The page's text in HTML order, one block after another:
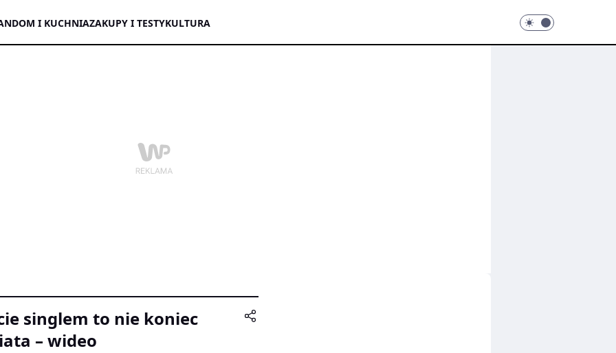
DOM I KUCHNIAZAKUPY I TESTYKULTURA
singlem to nie koniec
– wideo